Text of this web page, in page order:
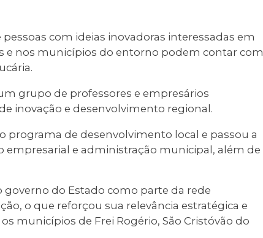
com ideias inovadoras interessadas em
e nos municípios do entorno podem contar com
grupo de professores e empresários
inovação e desenvolvimento regional.
programa de desenvolvimento local e passou a
empresarial e administração municipal, além de
governo do Estado como parte da rede
o que reforçou sua relevância estratégica e
municípios de Frei Rogério, São Cristóvão do